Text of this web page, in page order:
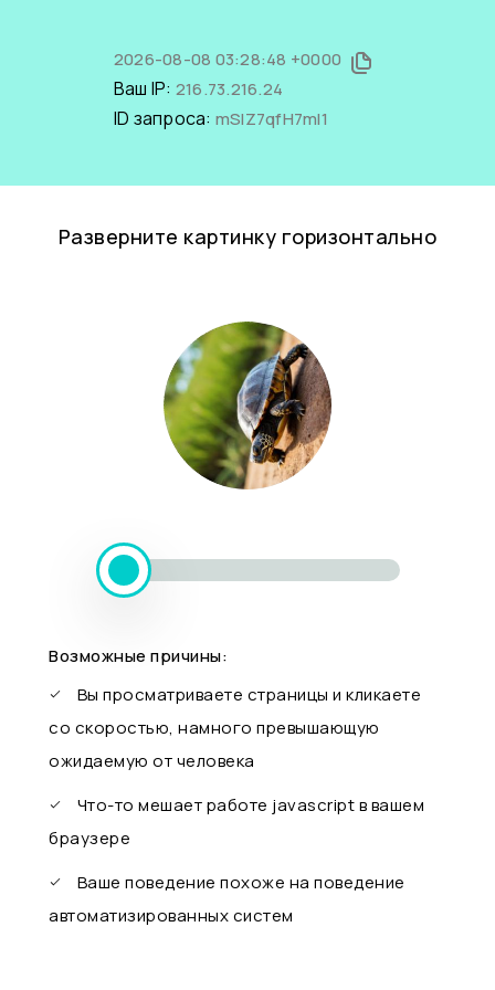
2026-08-08 03:28:48 +0000
Ваш IP: 216.73.216.24
ID запроса: mSIZ7qfH7mI1
Разверните картинку горизонтально
Возможные причины:
Вы просматриваете страницы и кликаете
со скоростью, намного превышающую
ожидаемую от человека
Что-то мешает работе javascript в вашем
браузере
Ваше поведение похоже на поведение
автоматизированных систем